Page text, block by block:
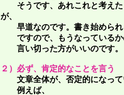
そうです、あれこれと考えた
が、
早道なのです。書き始められ
ですので、もうなっているか
言い切った方がいいのです。
２）必ず、肯定的なことを言う
文章全体が、否定的になっ
例えば、